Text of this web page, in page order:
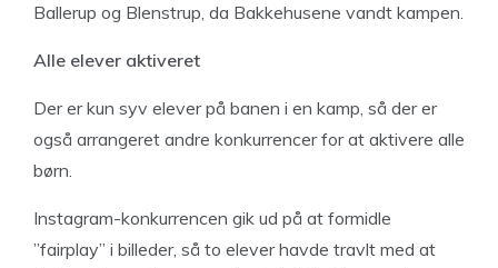
Ballerup og Blenstrup, da Bakkehusene vandt kampen.
Alle elever aktiveret
Der er kun syv elever på banen i en kamp, så der er
også arrangeret andre konkurrencer for at aktivere alle
børn.
Instagram-konkurrencen gik ud på at formidle
”fairplay” i billeder, så to elever havde travlt med at